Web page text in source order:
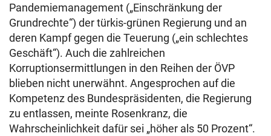
Pandemiemanagement („Einschränkung der
Grundrechte“) der türkis-grünen Regierung und an
deren Kampf gegen die Teuerung („ein schlechtes
Geschäft“). Auch die zahlreichen
Korruptionsermittlungen in den Reihen der ÖVP
blieben nicht unerwähnt. Angesprochen auf die
Kompetenz des Bundespräsidenten, die Regierung
zu entlassen, meinte Rosenkranz, die
Wahrscheinlichkeit dafür sei „höher als 50 Prozent“.